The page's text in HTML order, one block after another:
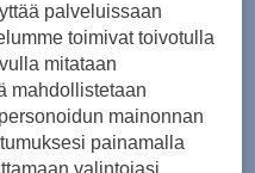
XXL
palveluissaan
toimivat toivotulla
mitataan
mahdollistetaan
mainonnan
painamalla